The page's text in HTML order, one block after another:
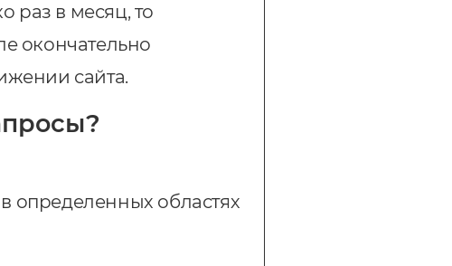
раз в месяц, то
окончательно
сайта.
определенных областях